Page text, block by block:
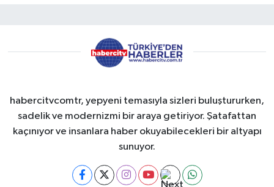
habercitvcomtr, yepyeni temasıyla sizleri buluştururken,
sadelik ve modernizmi bir araya getiriyor. Şatafattan
kaçınıyor ve insanlara haber okuyabilecekleri bir altyapı
sunuyor.